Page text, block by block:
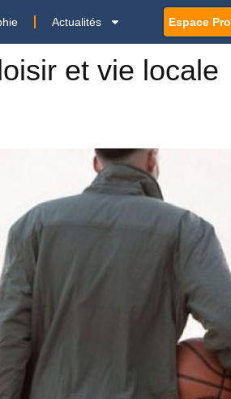
Actualités Espace Pro
et vie locale